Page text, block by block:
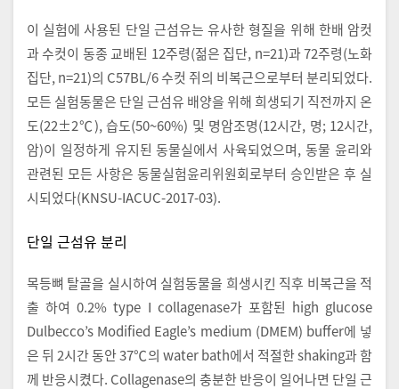
이 실험에 사용된 단일 근섬유는 유사한 형질을 위해 한배 암컷
과 수컷이 동종 교배된 12주령(젊은 집단, n=21)과 72주령(노화
집단, n=21)의 C57BL/6 수컷 쥐의 비복근으로부터 분리되었다.
모든 실험동물은 단일 근섬유 배양을 위해 희생되기 직전까지 온
도(22±2℃), 습도(50~60%) 및 명암조명(12시간, 명; 12시간,
암)이 일정하게 유지된 동물실에서 사육되었으며, 동물 윤리와
관련된 모든 사항은 동물실험윤리위원회로부터 승인받은 후 실
시되었다(KNSU-IACUC-2017-03).
단일 근섬유 분리
목등뼈 탈골을 실시하여 실험동물을 희생시킨 직후 비복근을 적
출 하여 0.2% type I collagenase가 포함된 high glucose
Dulbecco’s Modified Eagle’s medium (DMEM) buffer에 넣
은 뒤 2시간 동안 37℃의 water bath에서 적절한 shaking과 함
께 반응시켰다. Collagenase의 충분한 반응이 일어나면 단일 근